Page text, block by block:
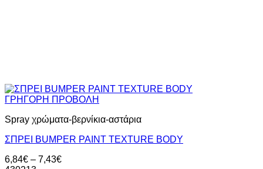
ΓΡΗΓΟΡΗ ΠΡΟΒΟΛΗ
Spray χρώματα-βερνίκια-αστάρια
ΣΠΡΕΙ BUMPER PAINT TEXTURE BODY
6,84€ – 7,43€Price